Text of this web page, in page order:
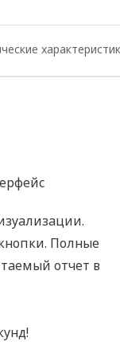
Полные
отчет в